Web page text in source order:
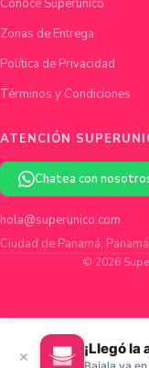
Conoce Superunico
Zonas de Entrega
Política de Privacidad
Términos y Condiciones
ATENCIÓN
Chatea con
hola@superunico.com
Ciudad de Panamá, Panamá
© 2026
× ¡Llegó la
Bajala ya